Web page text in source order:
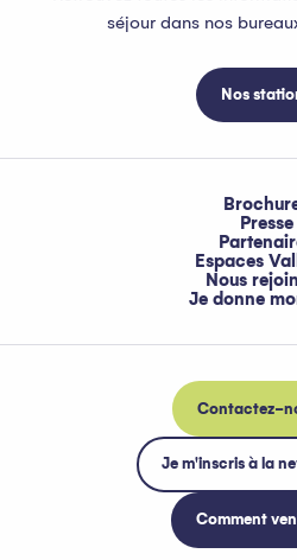
séjour dans nos
Nos
Presse
Espaces
Nous
Je donne
Contactez-
Je m'inscris à la
Comment